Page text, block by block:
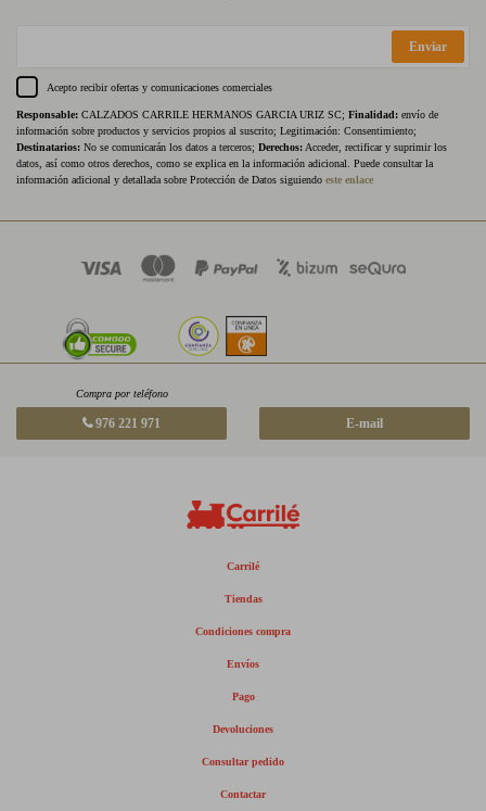
Enviar
Acepto recibir ofertas y comunicaciones comerciales
Responsable: CALZADOS CARRILE HERMANOS GARCIA URIZ SC; Finalidad: envío de
información sobre productos y servicios propios al suscrito; Legitimación: Consentimiento;
Destinatarios: No se comunicarán los datos a terceros; Derechos: Acceder, rectificar y suprimir los
datos, así como otros derechos, como se explica en la información adicional. Puede consultar la
información adicional y detallada sobre Protección de Datos siguiendo este enlace
Compra por teléfono
976 221 971 E-mail
Carrilé
Tiendas
Condiciones compra
Envíos
Pago
Devoluciones
Consultar pedido
Contactar